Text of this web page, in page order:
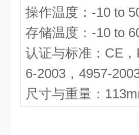
操作温度：-10 to
存储温度：-10 to
认证与标准：CE
6-2003，4957-
尺寸与重量：